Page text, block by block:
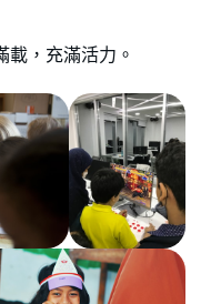
，充滿活力。